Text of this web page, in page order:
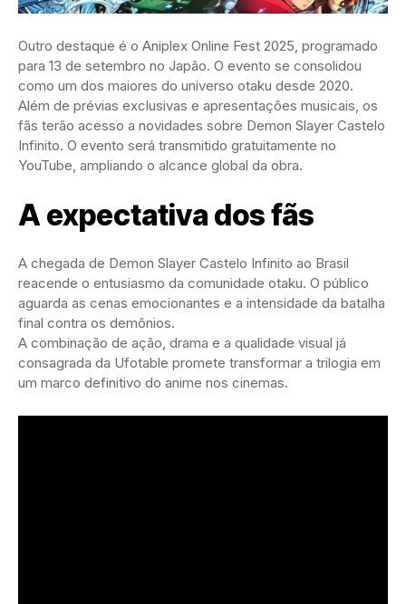
Outro destaque é o Aniplex Online Fest 2025, programado
para 13 de setembro no Japão. O evento se consolidou
como um dos maiores do universo otaku desde 2020.
Além de prévias exclusivas e apresentações musicais, os
fãs terão acesso a novidades sobre Demon Slayer Castelo
Infinito. O evento será transmitido gratuitamente no
YouTube, ampliando o alcance global da obra.
A expectativa dos fãs
A chegada de Demon Slayer Castelo Infinito ao Brasil
reacende o entusiasmo da comunidade otaku. O público
aguarda as cenas emocionantes e a intensidade da batalha
final contra os demônios.
A combinação de ação, drama e a qualidade visual já
consagrada da Ufotable promete transformar a trilogia em
um marco definitivo do anime nos cinemas.